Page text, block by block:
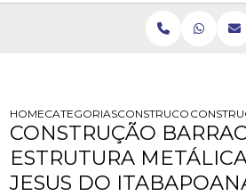
HOMECATEGORIASCONSTRUCOES DE
CONSTRUÇÃO
ESTRUTURA
JESUS DO